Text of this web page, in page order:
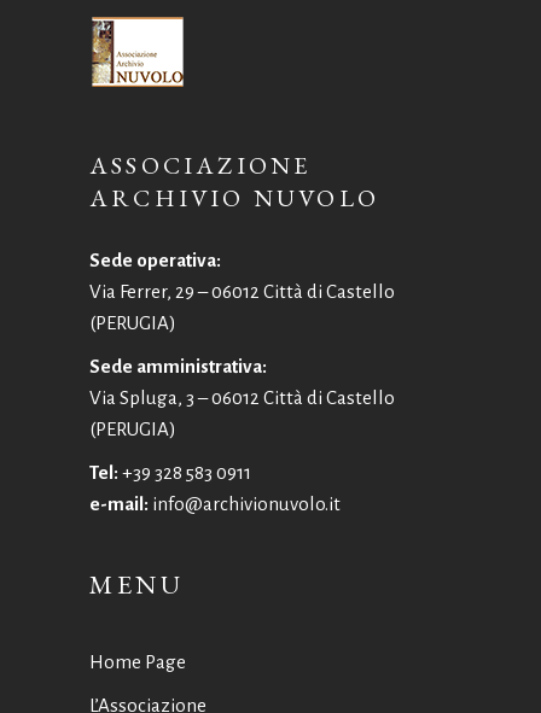
ASSOCIAZIONE
ARCHIVIO NUVOLO
Sede operativa:
Via Ferrer, 29 – 06012 Città di Castello
(PERUGIA)
Sede amministrativa:
Via Spluga, 3 – 06012 Città di Castello
(PERUGIA)
Tel: +39 328 583 0911
e-mail: info@archivionuvolo.it
MENU
Home Page
L’Associazione